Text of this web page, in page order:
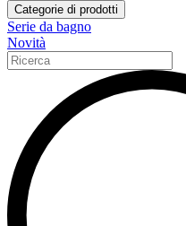
Categorie di prodotti
Serie da bagno
Novità